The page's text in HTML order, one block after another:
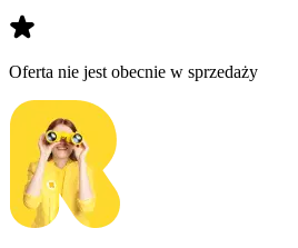
Oferta nie jest obecnie w sprzedaży